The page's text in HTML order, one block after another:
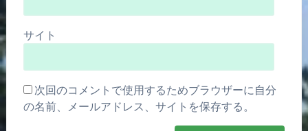
サイト
次回のコメントで使用するためブラウザーに自分
の名前、メールアドレス、サイトを保存する。